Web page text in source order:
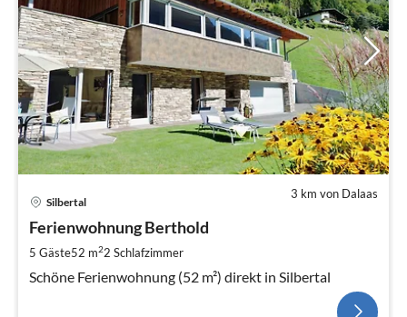
3 km von Dalaas
Silbertal
Ferienwohnung Berthold
5 Gäste52 m22 Schlafzimmer
Schöne Ferienwohnung (52 m²) direkt in Silbertal